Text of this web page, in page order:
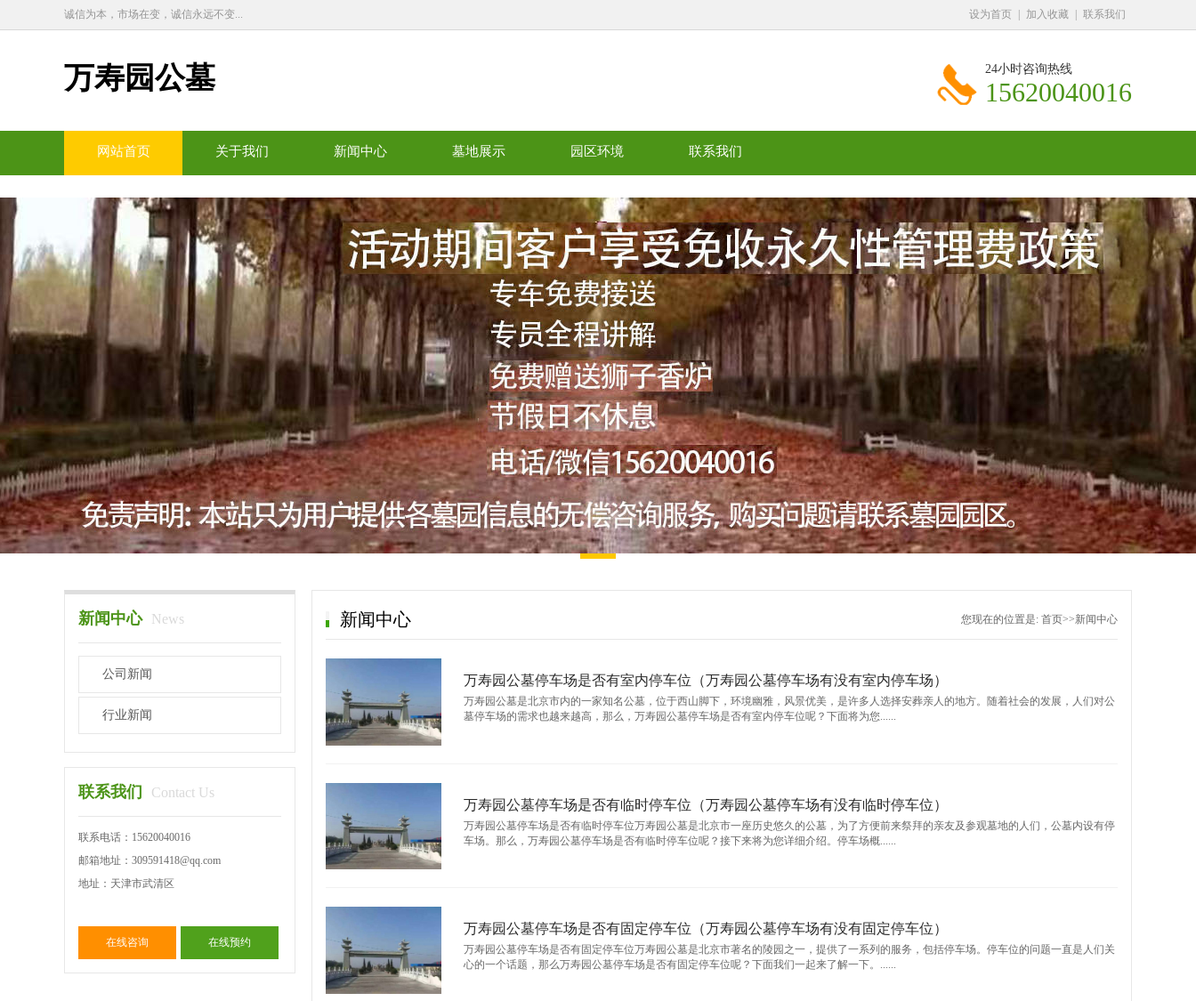
诚信为本，市场在变，诚信永远不变... 设为首页 加入收藏 联系我们
万寿园公墓 24小时咨询热线
15620040016
网站首页 关于我们 新闻中心 墓地展示 园区环境 联系我们
新闻中心 News
公司新闻
行业新闻
联系我们 Contact Us
联系电话：15620040016
邮箱地址：309591418@qq.com
地址：天津市武清区
在线咨询 在线预约
新闻中心 您现在的位置是: 首页>>新闻中心
万寿园公墓停车场是否有室内停车位（万寿园公墓停车场有没有室内停车场）
万寿园公墓是北京市内的一家知名公墓，位于西山脚下，环境幽雅，风景优美，是许多人选择安葬亲人的地方。随着社会的发展，人们对公
墓停车场的需求也越来越高，那么，万寿园公墓停车场是否有室内停车位呢？下面将为您......
万寿园公墓停车场是否有临时停车位（万寿园公墓停车场有没有临时停车位）
万寿园公墓停车场是否有临时停车位万寿园公墓是北京市一座历史悠久的公墓，为了方便前来祭拜的亲友及参观墓地的人们，公墓内设有停
车场。那么，万寿园公墓停车场是否有临时停车位呢？接下来将为您详细介绍。停车场概......
万寿园公墓停车场是否有固定停车位（万寿园公墓停车场有没有固定停车位）
万寿园公墓停车场是否有固定停车位万寿园公墓是北京市著名的陵园之一，提供了一系列的服务，包括停车场。停车位的问题一直是人们关
心的一个话题，那么万寿园公墓停车场是否有固定停车位呢？下面我们一起来了解一下。......